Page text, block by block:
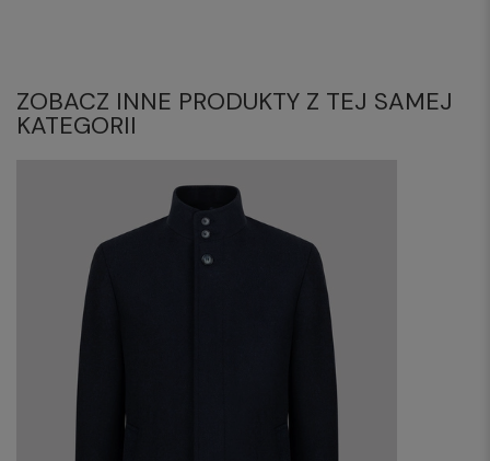
ZOBACZ INNE PRODUKTY Z TEJ SAMEJ
KATEGORII